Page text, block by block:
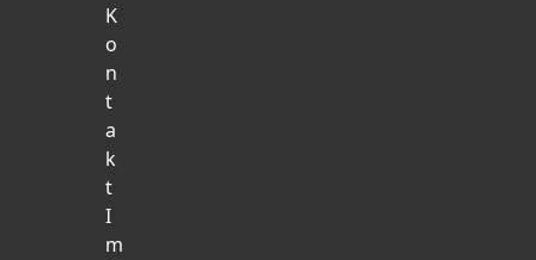
K
o
n
t
a
k
t
I
m